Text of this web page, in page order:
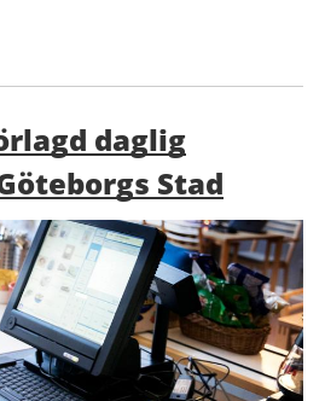
daglig
Stad